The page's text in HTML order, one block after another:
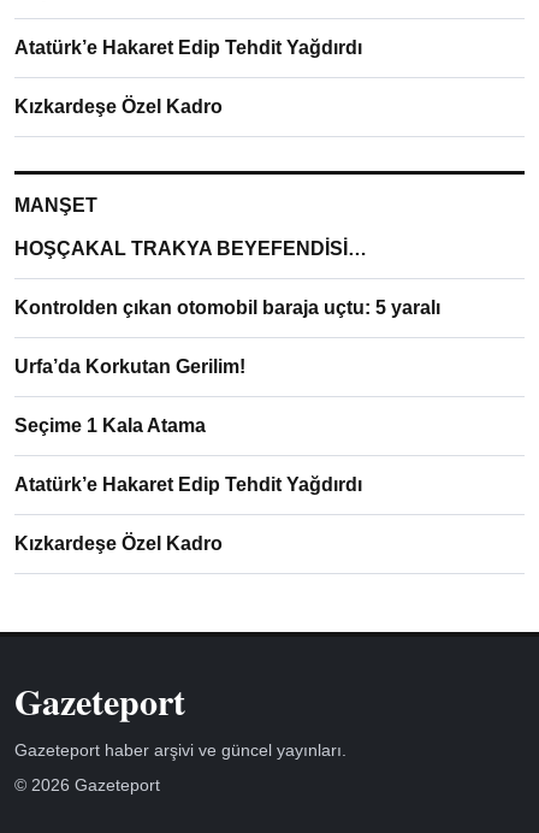
Atatürk’e Hakaret Edip Tehdit Yağdırdı
Kızkardeşe Özel Kadro
MANŞET
HOŞÇAKAL TRAKYA BEYEFENDİSİ…
Kontrolden çıkan otomobil baraja uçtu: 5 yaralı
Urfa’da Korkutan Gerilim!
Seçime 1 Kala Atama
Atatürk’e Hakaret Edip Tehdit Yağdırdı
Kızkardeşe Özel Kadro
Gazeteport
Gazeteport haber arşivi ve güncel yayınları.
© 2026 Gazeteport